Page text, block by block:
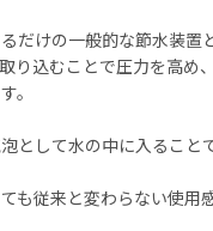
だけの一般的な節水装置
り込むことで圧力を高め
。
として水の中に入ること
も従来と変わらない使用